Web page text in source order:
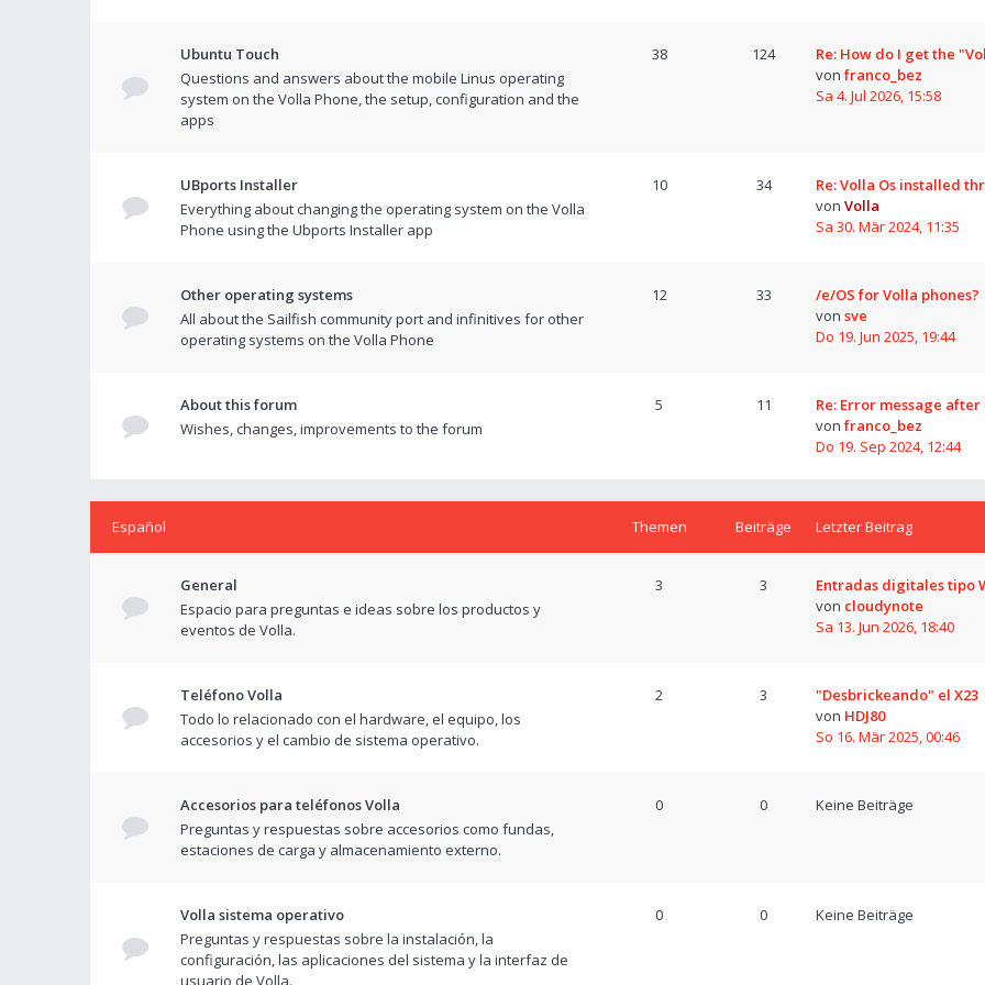
Ubuntu Touch
Questions and answers about the mobile Linus operating
system on the Volla Phone, the setup, configuration and the
apps
38 124
Re: How do I get the
von franco_bez
Sa 4. Jul 2026, 15:58
UBports Installer
Everything about changing the operating system on the Volla
Phone using the Ubports Installer app
10 34
Re: Volla Os installed
von Volla
Sa 30. Mär 2024, 11:35
Other operating systems
All about the Sailfish community port and infinitives for other
operating systems on the Volla Phone
12 33
/e/OS for Volla phones?
von sve
Do 19. Jun 2025, 19:44
About this forum
Wishes, changes, improvements to the forum
5 11
Re: Error message
von franco_bez
Do 19. Sep 2024, 12:44
Español Themen Beiträge Letzter Beitrag
General
Espacio para preguntas e ideas sobre los productos y
eventos de Volla.
3 3
Entradas digitales tipo
von cloudynote
Sa 13. Jun 2026, 18:40
Teléfono Volla
Todo lo relacionado con el hardware, el equipo, los
accesorios y el cambio de sistema operativo.
2 3
"Desbrickeando" el X23
von HDJ80
So 16. Mär 2025, 00:46
Accesorios para teléfonos Volla
Preguntas y respuestas sobre accesorios como fundas,
estaciones de carga y almacenamiento externo.
0 0 Keine Beiträge
Volla sistema operativo
Preguntas y respuestas sobre la instalación, la
configuración, las aplicaciones del sistema y la interfaz de
usuario de Volla.
0 0 Keine Beiträge